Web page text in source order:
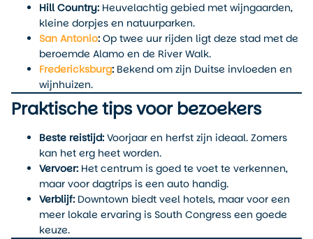
Hill Country: Heuvelachtig gebied met wijngaarden,
kleine dorpjes en natuurparken.
San Antonio: Op twee uur rijden ligt deze stad met de
beroemde Alamo en de River Walk.
Fredericksburg: Bekend om zijn Duitse invloeden en
wijnhuizen.
Praktische tips voor bezoekers
Beste reistijd: Voorjaar en herfst zijn ideaal. Zomers
kan het erg heet worden.
Vervoer: Het centrum is goed te voet te verkennen,
maar voor dagtrips is een auto handig.
Verblijf: Downtown biedt veel hotels, maar voor een
meer lokale ervaring is South Congress een goede
keuze.